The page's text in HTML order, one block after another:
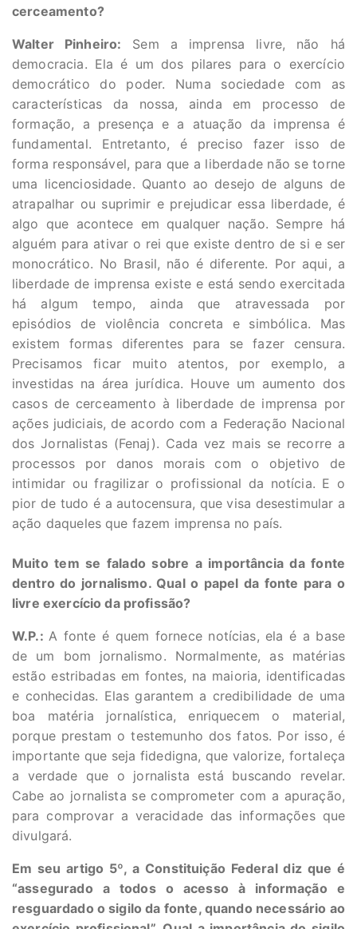
cerceamento?
Walter Pinheiro: Sem a imprensa livre, não há
democracia. Ela é um dos pilares para o exercício
democrático do poder. Numa sociedade com as
características da nossa, ainda em processo de
formação, a presença e a atuação da imprensa é
fundamental. Entretanto, é preciso fazer isso de
forma responsável, para que a liberdade não se torne
uma licenciosidade. Quanto ao desejo de alguns de
atrapalhar ou suprimir e prejudicar essa liberdade, é
algo que acontece em qualquer nação. Sempre há
alguém para ativar o rei que existe dentro de si e ser
monocrático. No Brasil, não é diferente. Por aqui, a
liberdade de imprensa existe e está sendo exercitada
há algum tempo, ainda que atravessada por
episódios de violência concreta e simbólica. Mas
existem formas diferentes para se fazer censura.
Precisamos ficar muito atentos, por exemplo, a
investidas na área jurídica. Houve um aumento dos
casos de cerceamento à liberdade de imprensa por
ações judiciais, de acordo com a Federação Nacional
dos Jornalistas (Fenaj). Cada vez mais se recorre a
processos por danos morais com o objetivo de
intimidar ou fragilizar o profissional da notícia. E o
pior de tudo é a autocensura, que visa desestimular a
ação daqueles que fazem imprensa no país.
Muito tem se falado sobre a importância da fonte
dentro do jornalismo. Qual o papel da fonte para o
livre exercício da profissão?
W.P.:A fonte é quem fornece notícias, ela é a base
de um bom jornalismo. Normalmente, as matérias
estão estribadas em fontes, na maioria, identificadas
e conhecidas. Elas garantem a credibilidade de uma
boa matéria jornalística, enriquecem o material,
porque prestam o testemunho dos fatos. Por isso, é
importante que seja fidedigna, que valorize, fortaleça
a verdade que o jornalista está buscando revelar.
Cabe ao jornalista se comprometer com a apuração,
para comprovar a veracidade das informações que
divulgará.
Em seu artigo 5º, a Constituição Federal diz que é
“assegurado a todos o acesso à informação e
resguardado o sigilo da fonte, quando necessário ao